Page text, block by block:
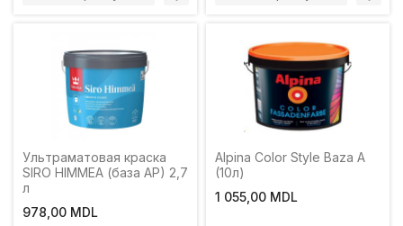
Ультраматовая краска
SIRO HIMMEA (база AP) 2,7
л
978,00 MDL
Alpina Color Style Baza A
(10л)
1 055,00 MDL